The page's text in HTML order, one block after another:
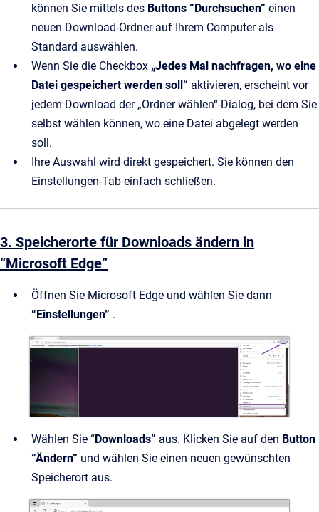
können Sie mittels des Buttons “Durchsuchen” einen
neuen Download-Ordner auf Ihrem Computer als
Standard auswählen.
Wenn Sie die Checkbox „Jedes Mal nachfragen, wo eine
Datei gespeichert werden soll“ aktivieren, erscheint vor
jedem Download der „Ordner wählen“-Dialog, bei dem Sie
selbst wählen können, wo eine Datei abgelegt werden
soll.
Ihre Auswahl wird direkt gespeichert. Sie können den
Einstellungen-Tab einfach schließen.
3. Speicherorte für Downloads ändern in
“Microsoft Edge”
Öffnen Sie Microsoft Edge und wählen Sie dann
“Einstellungen” .
Wählen Sie “Downloads” aus. Klicken Sie auf den Button
“Ändern” und wählen Sie einen neuen gewünschten
Speicherort aus.